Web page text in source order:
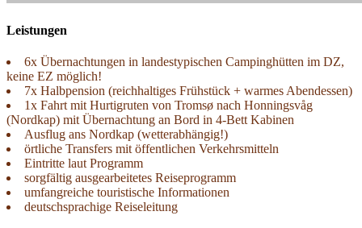
Leistungen
6x Übernachtungen in landestypischen Campinghütten im DZ,
keine EZ möglich!
7x Halbpension (reichhaltiges Frühstück + warmes Abendessen)
1x Fahrt mit Hurtigruten von Tromsø nach Honningsvåg
(Nordkap) mit Übernachtung an Bord in 4-Bett Kabinen
Ausflug ans Nordkap (wetterabhängig!)
örtliche Transfers mit öffentlichen Verkehrsmitteln
Eintritte laut Programm
sorgfältig ausgearbeitetes Reiseprogramm
umfangreiche touristische Informationen
deutschsprachige Reiseleitung